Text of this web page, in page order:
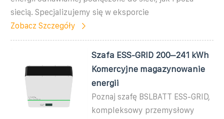
siecią. Specjalizujemy się w eksporcie
Zobacz Szczegóły
Szafa ESS-GRID 200–241 kWh
Komercyjne magazynowanie
energii
Poznaj szafę BSLBATT ESS-GRID,
kompleksowy przemysłowy